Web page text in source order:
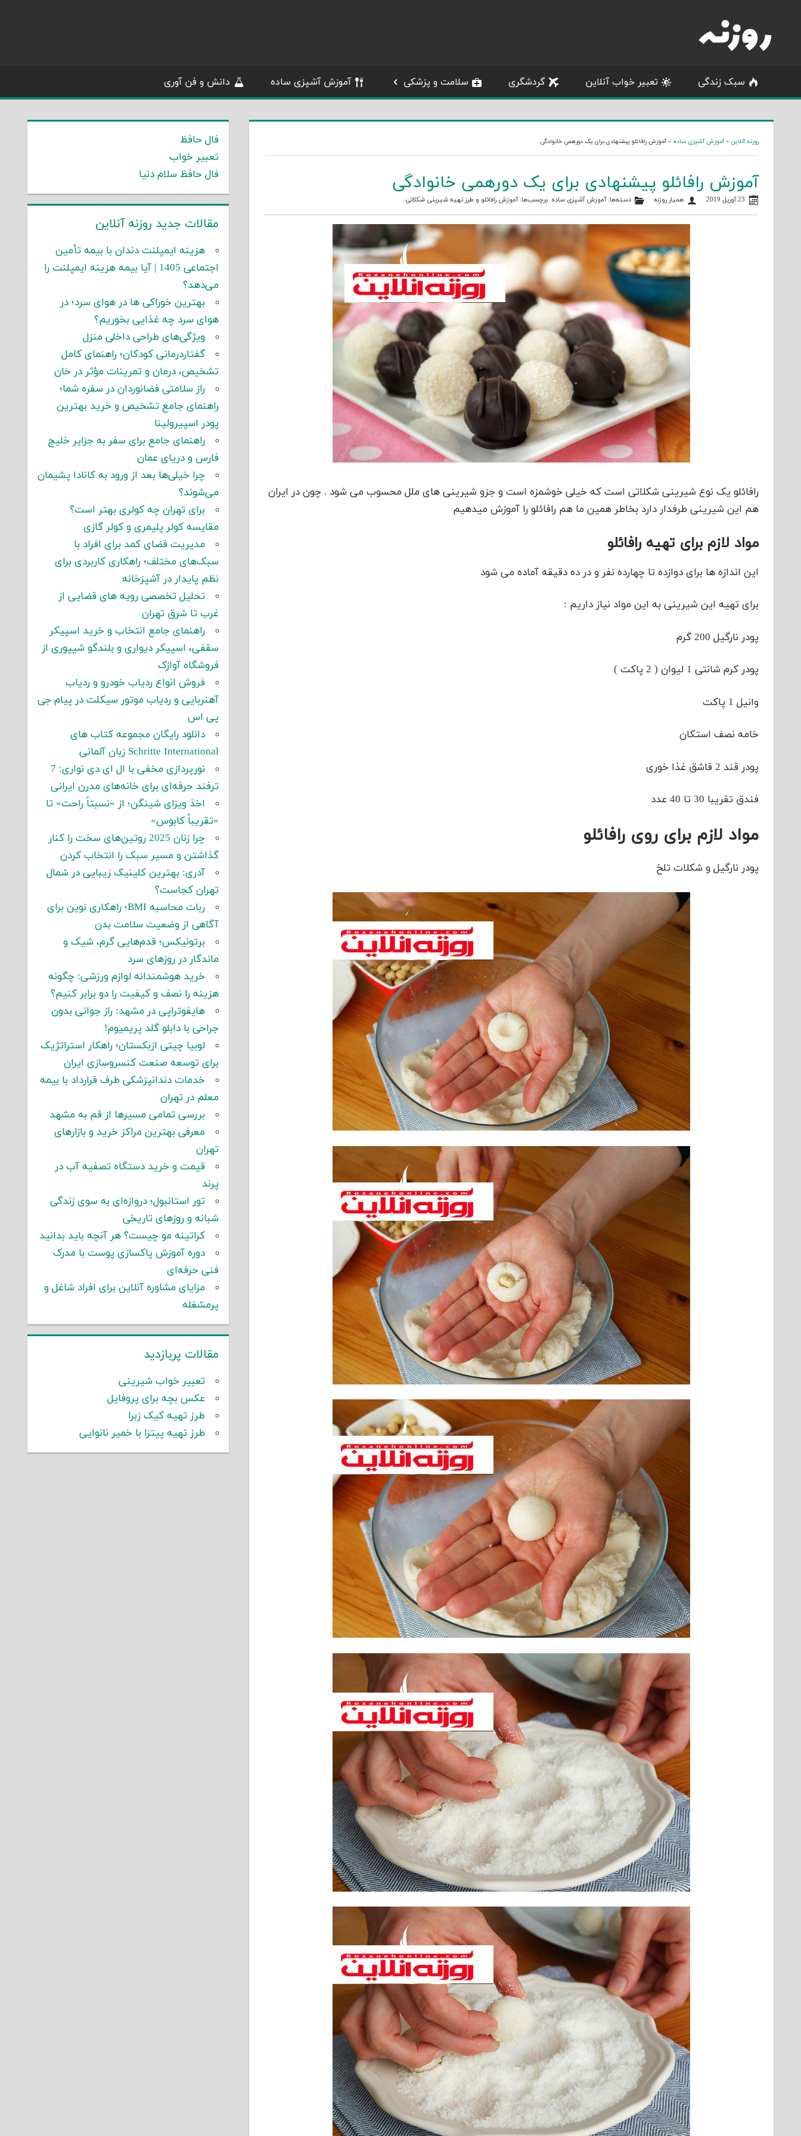
content
سبک زندگی تعبیر خواب آنلاین گردشگری سلامت و پزشکی آموزش آشپزی ساده دانش و فن آوری
روزنه آنلاین »آموزش آشپزی ساده »آموزش رافائلو پیشنهادی برای یک دورهمی خانوادگی
آموزش رافائلو پیشنهادی برای یک دورهمی خانوادگی
23 آوریل 2019 همیار روزنه دسته‌ها:آموزش آشپزی ساده. برچسب‌ها:آموزش رافائلو و طرز تهیه شیرینی شکلاتی.
رافائلو یک نوع شیرینی شکلاتی است که خیلی خوشمزه است و جزو شیرینی های ملل محسوب می شود . چون در ایران
هم این شیرینی طرفدار دارد بخاطر همین ما هم رافائلو را آموزش میدهیم
مواد لازم برای تهیه رافائلو
این اندازه ها برای دوازده تا چهارده نفر و در ده دقیقه آماده می شود
برای تهیه این شیرینی به این مواد نیاز داریم :
پودر نارگیل 200 گرم
پودر کرم شانتی 1 لیوان ( 2 پاکت )
وانیل 1 پاکت
خامه نصف استکان
پودر قند 2 قاشق غذا خوری
فندق تقریبا 30 تا 40 عدد
مواد لازم برای روی رافائلو
پودر نارگیل و شکلات تلخ
فال حافظ
تعبیر خواب
فال حافظ سلام دنیا
مقالات جدید روزنه آنلاین
هزینه ایمپلنت دندان با بیمه تأمین
اجتماعی 1405 | آیا بیمه هزینه ایمپلنت را
می‌دهد؟
بهترین خوراکی ها در هوای سرد؛ در
هوای سرد چه غذایی بخوریم؟
ویژگی‌های طراحی داخلی منزل
گفتاردرمانی کودکان؛ راهنمای کامل
تشخیص، درمان و تمرینات مؤثر در خان
راز سلامتی فضانوردان در سفره شما؛
راهنمای جامع تشخیص و خرید بهترین
پودر اسپیرولینا
راهنمای جامع برای سفر به جزایر خلیج
فارس و دریای عمان
چرا خیلی‌ها بعد از ورود به کانادا پشیمان
می‌شوند؟
برای تهران چه کولری بهتر است؟
مقایسه کولر پلیمری و کولر گازی
مدیریت فضای کمد برای افراد با
سبک‌های مختلف؛ راهکاری کاربردی برای
نظم پایدار در آشپزخانه
تحلیل تخصصی رویه های قضایی از
غرب تا شرق تهران
راهنمای جامع انتخاب و خرید اسپیکر
سقفی، اسپیکر دیواری و بلندگو شیپوری از
فروشگاه آوازک
فروش انواع ردیاب خودرو و ردیاب
آهنربایی و ردیاب موتور سیکلت در پیام جی
پی اس
دانلود رایگان مجموعه کتاب های
Schritte International زبان آلمانی
نورپردازی مخفی با ال ای دی نواری: 7
ترفند حرفه‌ای برای خانه‌های مدرن ایرانی
اخذ ویزای شینگن؛ از «نسبتاً راحت» تا
«تقریباً کابوس»
چرا زنان 2025 روتین‌های سخت را کنار
گذاشتن و مسیر سبک را انتخاب کردن
آدری: بهترین کلینیک زیبایی در شمال
تهران کجاست؟
ربات محاسبه BMI؛ راهکاری نوین برای
آگاهی از وضعیت سلامت بدن
برتونیکس؛ قدم‌هایی گرم، شیک و
ماندگار در روزهای سرد
خرید هوشمندانه لوازم ورزشی: چگونه
هزینه را نصف و کیفیت را دو برابر کنیم؟
هایفوتراپی در مشهد: راز جوانی بدون
جراحی با دابلو گلد پریمیوم!
لوبیا چیتی ازبکستان؛ راهکار استراتژیک
برای توسعه صنعت کنسروسازی ایران
خدمات دندانپزشکی طرف قرارداد با بیمه
معلم در تهران
بررسی تمامی مسیرها از قم به مشهد
معرفی بهترین مراکز خرید و بازارهای
تهران
قیمت و خرید دستگاه تصفیه آب در
پرند
تور استانبول؛ دروازه‌ای به سوی زندگی
شبانه و روزهای تاریخی
کراتینه مو چیست؟ هر آنچه باید بدانید
دوره آموزش پاکسازی پوست با مدرک
فنی حرفه‌ای
مزایای مشاوره آنلاین برای افراد شاغل و
پرمشغله
مقالات پربازدید
تعبیر خواب شیرینی
عکس بچه برای پروفایل
طرز تهیه کیک زبرا
طرز تهیه پیتزا با خمیر نانوایی